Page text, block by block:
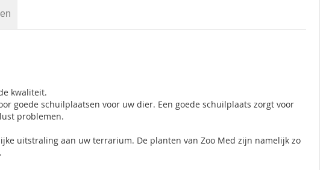
kwaliteit.
goede schuilplaatsen voor uw dier. Een goede schuilplaats zorgt voor
problemen.
uitstraling aan uw terrarium. De planten van Zoo Med zijn namelijk zo